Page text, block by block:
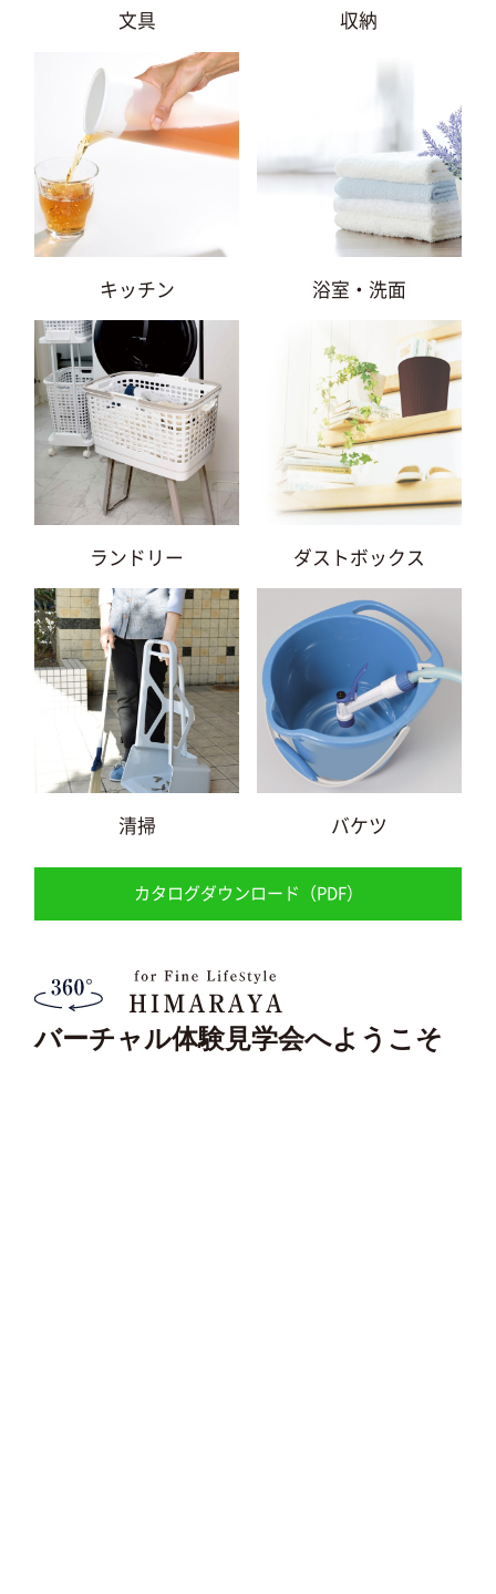
文具 収納
キッチン 浴室・洗面
ランドリー ダストボックス
清掃 バケツ
カタログダウンロード（PDF）
バーチャル体験見学会へようこそ